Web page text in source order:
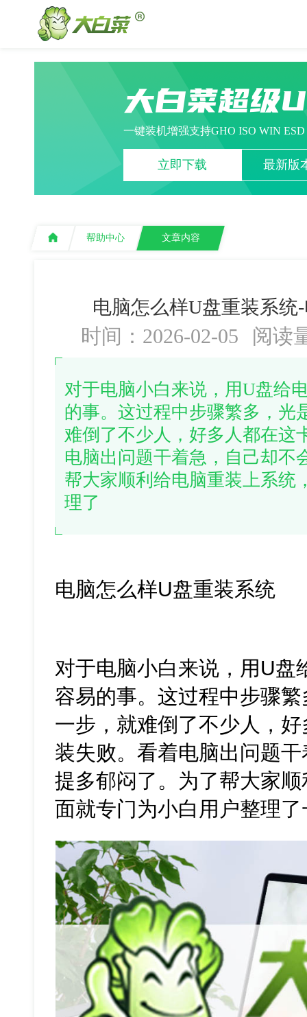
大白菜超级
一键装机增强支持GHO ISO WIN
立即下载 最新版
帮助中心 文章内容
电脑怎么样U盘重装系
时间：2026-02-05 阅读
对于电脑小白来说，用U盘给
的事。这过程中步骤繁多，光
难倒了不少人，好多人都在这
电脑出问题干着急，自己却不
帮大家顺利给电脑重装上系统
理了
电脑怎么样U盘重装系统
对于电脑小白来说，用U盘
容易的事。这过程中步骤
一步，就难倒了不少人，
装失败。看着电脑出问题
提多郁闷了。为了帮大家
面就专门为小白用户整理